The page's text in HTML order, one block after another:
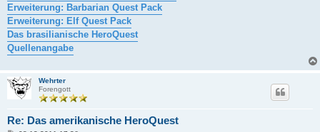
Erweiterung: Barbarian Quest Pack
Erweiterung: Elf Quest Pack
Das brasilianische HeroQuest
Quellenangabe
Wehrter
Forengott
Re: Das amerikanische HeroQuest